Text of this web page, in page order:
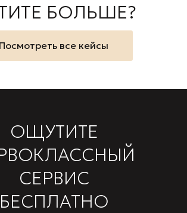
БОЛЬШЕ?
Посмотреть все кейсы
ОЩУТИТЕ
СЕРВИС
БЕСПЛАТНО